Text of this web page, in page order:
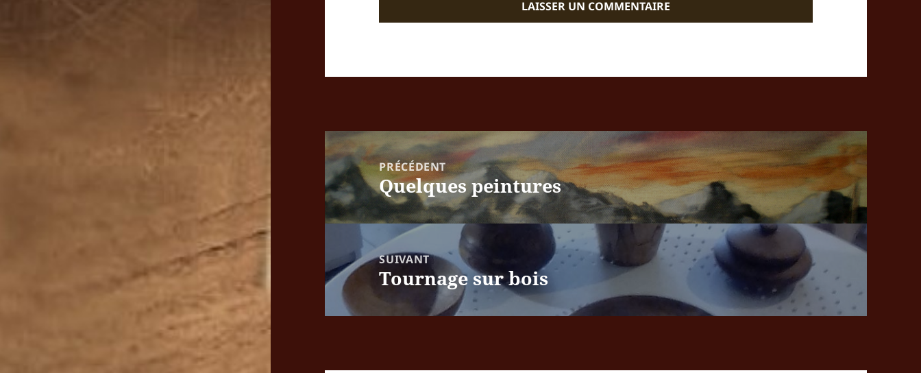
Navigation
de
l’article
PRÉCÉDENT
Article
précédent :
Quelques peintures
SUIVANT
Article
suivant :
Tournage sur bois